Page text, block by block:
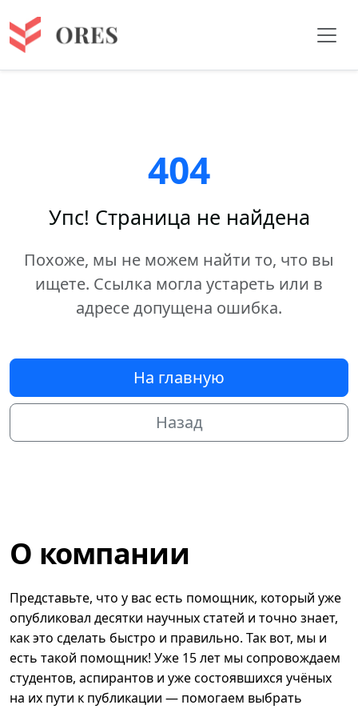
404
Упс! Страница не найдена
Похоже, мы не можем найти то, что вы
ищете. Ссылка могла устареть или в
адресе допущена ошибка.
На главную
Назад
О компании
Представьте, что у вас есть помощник, который уже
опубликовал десятки научных статей и точно знает,
как это сделать быстро и правильно. Так вот, мы и
есть такой помощник! Уже 15 лет мы сопровождаем
студентов, аспирантов и уже состоявшихся учёных
на их пути к публикации — помогаем выбрать